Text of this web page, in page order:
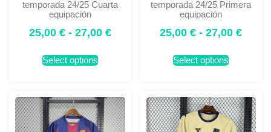
temporada 24/25 Cuarta
equipación
25,00 € - 27,00 €
Select options
temporada 24/25 Primera
equipación
25,00€ - 27,00€
Select options